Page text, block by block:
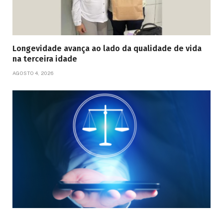
Longevidade avança ao lado da qualidade de vida
na terceira idade
AGOSTO 4, 2026